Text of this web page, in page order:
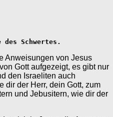
Schwertes.
Anweisungen von Jesus
Gott aufgezeigt, es gibt nur
den Israeliten auch
dir der Herr, dein Gott, zum
und Jebusitern, wie dir der